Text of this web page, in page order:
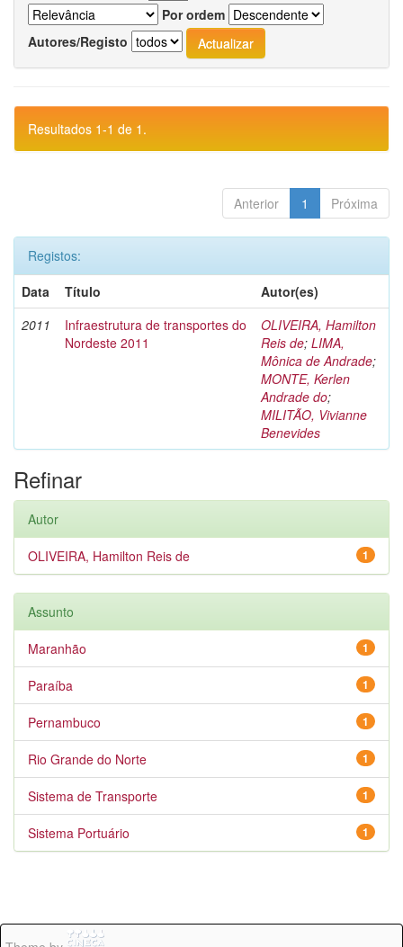
Por ordem
Autores/Registo
Resultados 1-1 de 1.
Anterior 1 Próxima
Registos:
Data
Título
Autor(es)
2011
Infraestrutura de transportes do
Nordeste 2011
OLIVEIRA, Hamilton
Reis de; LIMA,
Mônica de Andrade;
MONTE, Kerlen
Andrade do;
MILITÃO, Vivianne
Benevides
Refinar
Autor
1
OLIVEIRA, Hamilton Reis de
Assunto
1
Maranhão
1
Paraíba
1
Pernambuco
1
Rio Grande do Norte
1
Sistema de Transporte
1
Sistema Portuário